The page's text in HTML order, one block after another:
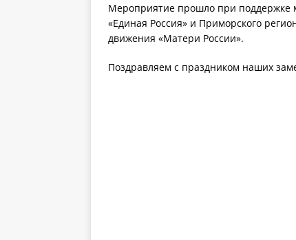
Мероприятие прошло при поддержке
«Единая Россия» и Приморского
движения «Матери России».
Поздравляем с праздником наших